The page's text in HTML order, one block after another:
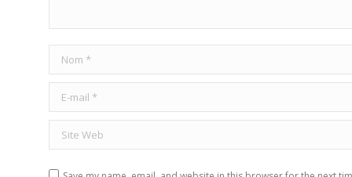
Nom *
E-mail *
Site Web